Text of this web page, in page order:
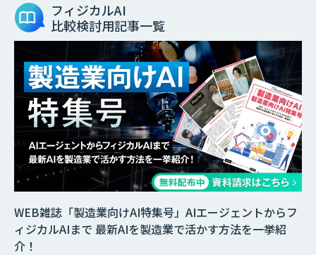
フィジカルAI
比較検討用記事一覧
WEB雑誌「製造業向けAI特集号」AIエージェントからフ
ィジカルAIまで 最新AIを製造業で活かす方法を一挙紹
介！